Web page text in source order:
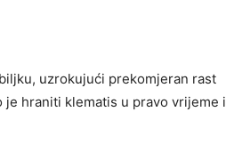
uzrokujući prekomjeran rast
hraniti klematis u pravo vrijeme i